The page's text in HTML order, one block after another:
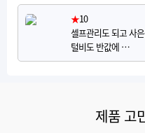
★10
셀프관리도 되고 사
털비도 반값에 …
제품 고